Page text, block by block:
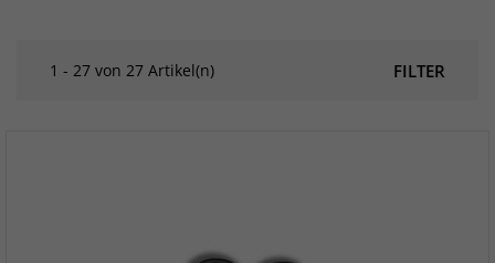
FILTER
1 - 27 von 27 Artikel(n)